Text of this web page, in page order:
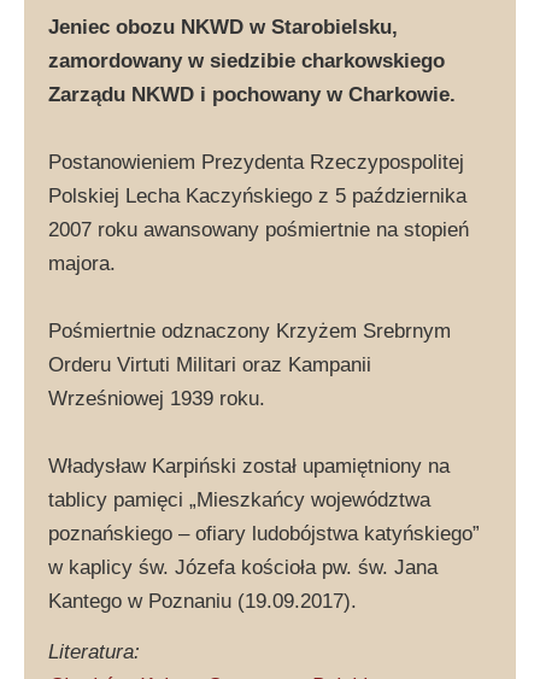
Jeniec obozu NKWD w Starobielsku,
zamordowany w siedzibie charkowskiego
Zarządu NKWD i pochowany w Charkowie.
Postanowieniem Prezydenta Rzeczypospolitej
Polskiej Lecha Kaczyńskiego z 5 października
2007 roku awansowany pośmiertnie na stopień
majora.
Pośmiertnie odznaczony Krzyżem Srebrnym
Orderu Virtuti Militari oraz Kampanii
Wrześniowej 1939 roku.
Władysław Karpiński został upamiętniony na
tablicy pamięci „Mieszkańcy województwa
poznańskiego – ofiary ludobójstwa katyńskiego”
w kaplicy św. Józefa kościoła pw. św. Jana
Kantego w Poznaniu (19.09.2017).
Literatura: